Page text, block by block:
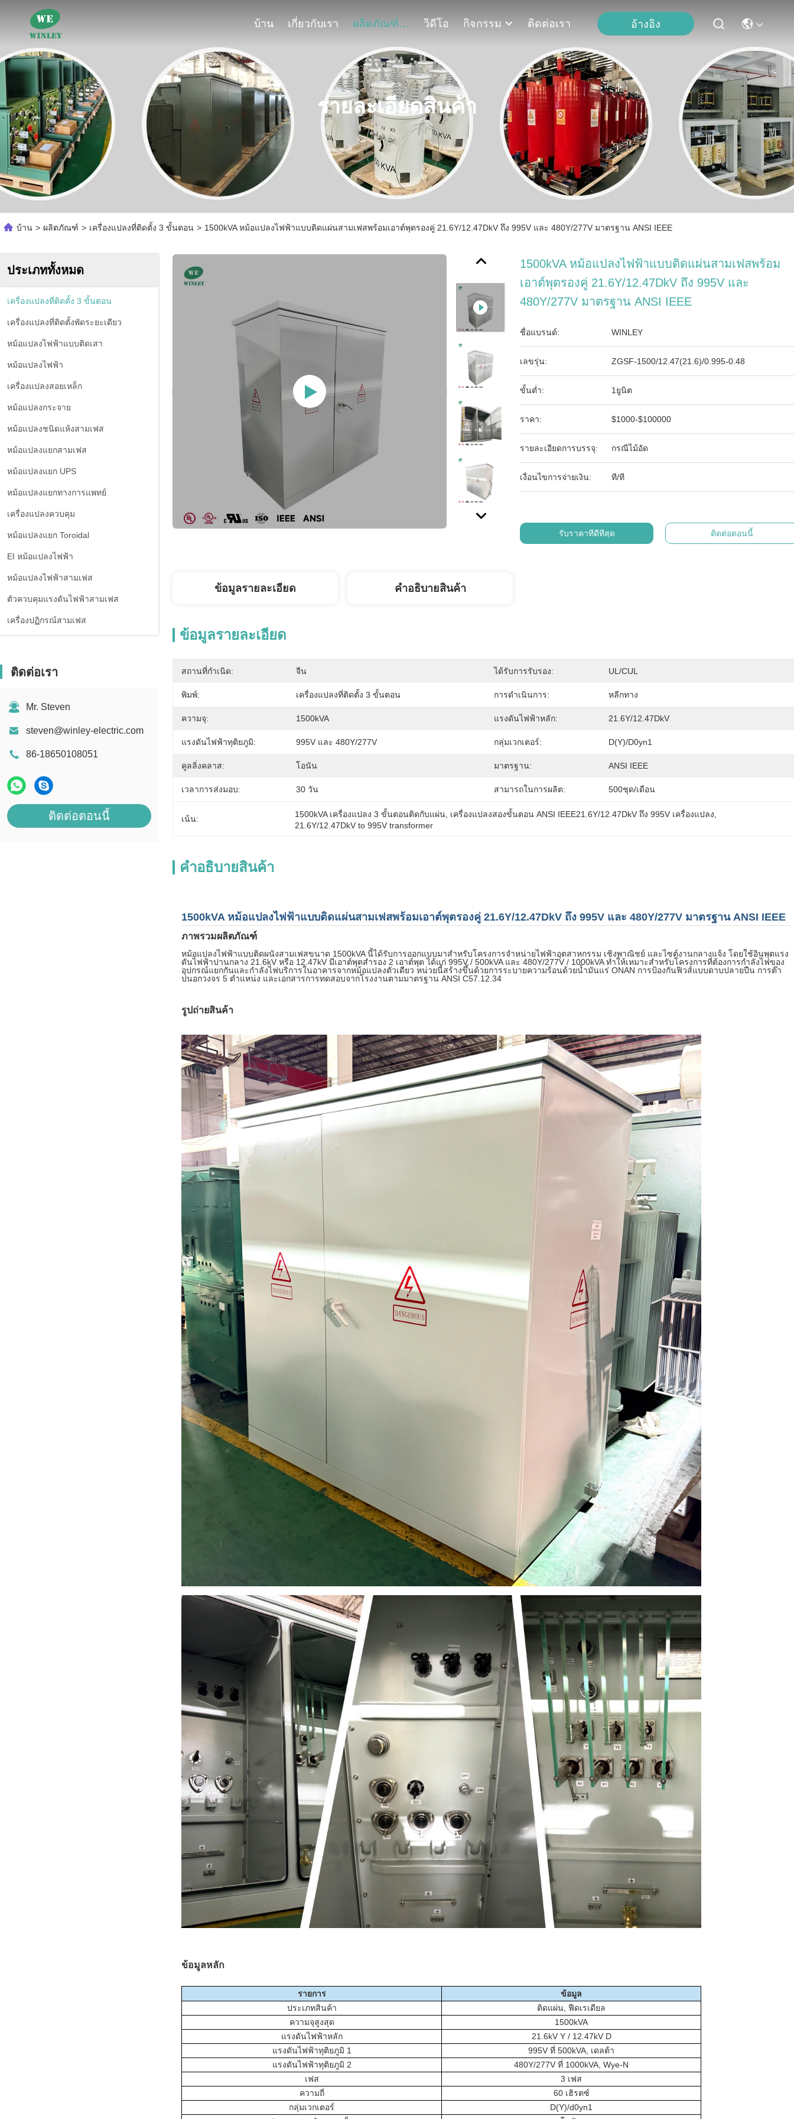
บ้าน เกี่ยวกับเรา ผลิตภัณฑ์ วิดีโอ กิจกรรม ติดต่อเรา อ้างอิง
รายละเอียดสินค้า
บ้าน > ผลิตภัณฑ์ > เครื่องแปลงที่ติดตั้ง 3 ขั้นตอน > 1500kVA หม้อแปลงไฟฟ้าแบบติดแผ่นสามเฟสพร้อมเอาต์พุตรองคู่ 21.6Y/12.47DkV ถึง 995V และ 480Y/277V มาตรฐาน ANSI IEEE
ประเภททั้งหมด
เครื่องแปลงที่ติดตั้ง 3 ขั้นตอน
เครื่องแปลงที่ติดตั้งพัดระยะเดียว
หม้อแปลงไฟฟ้าแบบติดเสา
หม้อแปลงไฟฟ้า
เครื่องแปลงสอยเหล็ก
หม้อแปลงกระจาย
หม้อแปลงชนิดแห้งสามเฟส
หม้อแปลงแยกสามเฟส
หม้อแปลงแยก UPS
หม้อแปลงแยกทางการแพทย์
เครื่องแปลงควบคุม
หม้อแปลงแยก Toroidal
EI หม้อแปลงไฟฟ้า
หม้อแปลงไฟฟ้าสามเฟส
ตัวควบคุมแรงดันไฟฟ้าสามเฟส
เครื่องปฏิกรณ์สามเฟส
ติดต่อเรา
Mr. Steven
steven@winley-electric.com
86-18650108051
ติดต่อตอนนี้
1500kVA หม้อแปลงไฟฟ้าแบบติดแผ่นสามเฟสพร้อม
เอาต์พุตรองคู่ 21.6Y/12.47DkV ถึง 995V และ
480Y/277V มาตรฐาน ANSI IEEE
ชื่อแบรนด์: WINLEY
เลขรุ่น: ZGSF-1500/12.47(21.6)/0.995-0.48
ขั้นต่ำ: 1ยูนิต
ราคา: $1000-$100000
รายละเอียดการบรรจุ: กรณีไม้อัด
เงื่อนไขการจ่ายเงิน: ที/ที
รับราคาที่ดีที่สุด ติดต่อตอนนี้
ข้อมูลรายละเอียด คําอธิบายสินค้า
ข้อมูลรายละเอียด
สถานที่กำเนิด: จีน ได้รับการรับรอง: UL/cUL
พิมพ์: เครื่องแปลงที่ติดตั้ง 3 ขั้นตอน การดำเนินการ: หลีกทาง
ความจุ: 1500kVA แรงดันไฟฟ้าหลัก: 21.6Y/12.47DkV
แรงดันไฟฟ้าทุติยภูมิ: 995V และ 480Y/277V กลุ่มเวกเตอร์: D(Y)/d0yn1
คูลลิ่งคลาส: โอนัน มาตรฐาน: ANSI IEEE
เวลาการส่งมอบ: 30 วัน สามารถในการผลิต: 500ชุด/เดือน
เน้น: 1500kVA เครื่องแปลง 3 ขั้นตอนติดกับแผ่น เครื่องแปลงสองขั้นตอน ANSI IEEE21.6Y/12.47DkV ถึง 995V เครื่องแปลง
21.6Y/12.47DkV to 995V transformer
คําอธิบายสินค้า
1500kVA หม้อแปลงไฟฟ้าแบบติดแผ่นสามเฟสพร้อมเอาต์พุตรองคู่ 21.6Y/12.47DkV ถึง 995V และ 480Y/277V มาตรฐาน ANSI IEEE
ภาพรวมผลิตภัณฑ์
หม้อแปลงไฟฟ้าแบบติดผนังสามเฟสขนาด 1500kVA นี้ได้รับการออกแบบมาสำหรับโครงการจำหน่ายไฟฟ้าอุตสาหกรรม เชิงพาณิชย์ และไซต์งานกลางแจ้ง โดยใช้อินพุตแรง
ดันไฟฟ้าปานกลาง 21.6kV หรือ 12.47kV มีเอาต์พุตสำรอง 2 เอาต์พุต ได้แก่ 995V / 500kVA และ 480Y/277V / 1000kVA ทำให้เหมาะสำหรับโครงการที่ต้องการกำลังไฟของ
อุปกรณ์แยกกันและกำลังไฟบริการในอาคารจากหม้อแปลงตัวเดียว หน่วยนี้สร้างขึ้นด้วยการระบายความร้อนด้วยน้ำมันแร่ ONAN การป้องกันฟิวส์แบบดาบปลายปืน การต๊า
ปนอกวงจร 5 ตำแหน่ง และเอกสารการทดสอบจากโรงงานตามมาตรฐาน ANSI C57.12.34
รูปถ่ายสินค้า
ข้อมูลหลัก
รายการ
ข้อมูล
ประเภทสินค้า
ติดแผ่น, ฟีดเรเดียล
ความจุสูงสุด
1500kVA
แรงดันไฟฟ้าหลัก
21.6kV Y / 12.47kV D
แรงดันไฟฟ้าทุติยภูมิ 1
995V ที่ 500kVA, เดลต้า
แรงดันไฟฟ้าทุติยภูมิ 2
480Y/277V ที่ 1000kVA, Wye-N
เฟส
3 เฟส
ความถี่
60 เฮิรตซ์
กลุ่มเวกเตอร์
D(Y)/d0yn1